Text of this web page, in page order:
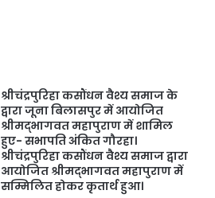
श्रीचंद्रपुरिहा कसौंधन वैश्य समाज के
द्वारा जूना बिलासपुर में आयोजित
श्रीमद्भागवत महापुराण में शामिल
हुए- सभापति अंकित गौरहा।
श्रीचंद्रपुरिहा कसौंधन वैश्य समाज द्वारा
आयोजित श्रीमद्भागवत महापुराण में
सम्मिलित होकर कृतार्थ हुआ।